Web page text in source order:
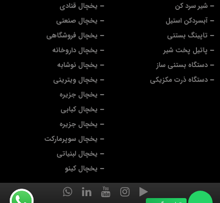
یخچال قنادی
یخچال صنعتی
یخچال فروشگاهی
یخچال داروخانه
یخچال نوشابه
یخچال ویترینی
یخچال جزیره
یخچال کبابی
یخچال جزیره
یخچال سوپرمارکت
یخچال لبنیاتی
یخچال کینو
شیر سرد کن
آبسردکن استیل
تاپینگ بستنی
پاتیل پخت شیر
دستگاه بستنی ساز
دستگاه ذرت مکزیکی